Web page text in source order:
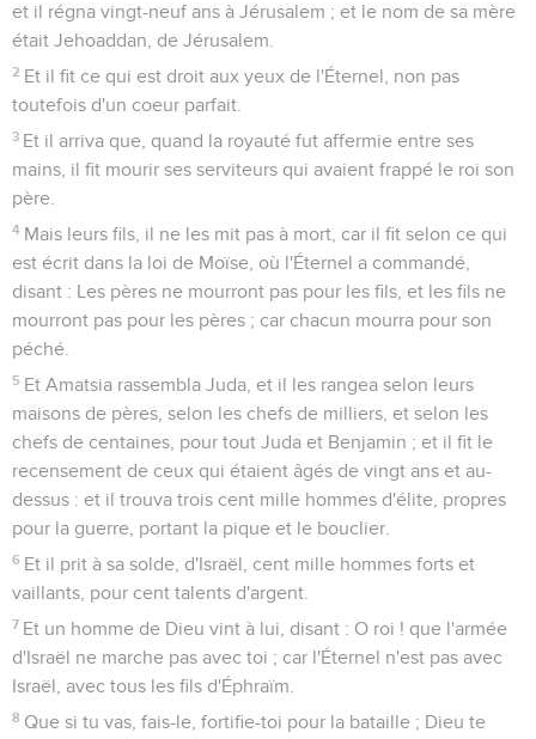
et il régna vingt-neuf ans à Jérusalem ; et le nom de sa mère
était Jehoaddan, de Jérusalem.
2 Et il fit ce qui est droit aux yeux de l'Éternel, non pas
toutefois d'un coeur parfait.
3 Et il arriva que, quand la royauté fut affermie entre ses
mains, il fit mourir ses serviteurs qui avaient frappé le roi son
père.
4 Mais leurs fils, il ne les mit pas à mort, car il fit selon ce qui
est écrit dans la loi de Moïse, où l'Éternel a commandé,
disant : Les pères ne mourront pas pour les fils, et les fils ne
mourront pas pour les pères ; car chacun mourra pour son
péché.
5 Et Amatsia rassembla Juda, et il les rangea selon leurs
maisons de pères, selon les chefs de milliers, et selon les
chefs de centaines, pour tout Juda et Benjamin ; et il fit le
recensement de ceux qui étaient âgés de vingt ans et au-
dessus : et il trouva trois cent mille hommes d'élite, propres
pour la guerre, portant la pique et le bouclier.
6 Et il prit à sa solde, d'Israël, cent mille hommes forts et
vaillants, pour cent talents d'argent.
7 Et un homme de Dieu vint à lui, disant : O roi ! que l'armée
d'Israël ne marche pas avec toi ; car l'Éternel n'est pas avec
Israël, avec tous les fils d'Éphraïm.
8 Que si tu vas, fais-le, fortifie-toi pour la bataille ; Dieu te